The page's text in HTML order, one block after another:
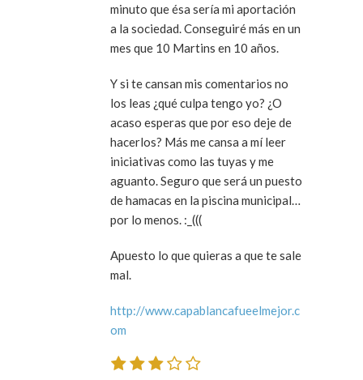
minuto que ésa sería mi aportación
a la sociedad. Conseguiré más en un
mes que 10 Martins en 10 años.
Y si te cansan mis comentarios no
los leas ¿qué culpa tengo yo? ¿O
acaso esperas que por eso deje de
hacerlos? Más me cansa a mí leer
iniciativas como las tuyas y me
aguanto. Seguro que será un puesto
de hamacas en la piscina municipal…
por lo menos. :_(((
Apuesto lo que quieras a que te sale
mal.
http://www.capablancafueelmejor.c
om